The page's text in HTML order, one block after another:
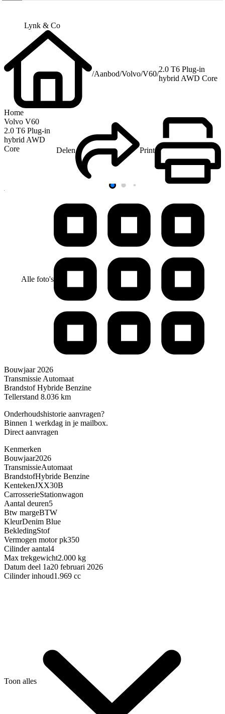
Lynk & Co
Home
/Aanbod/Volvo/V60/
2.0 T6 Plug-in
hybrid AWD Core
Volvo V60
2.0 T6 Plug-in
hybrid AWD
Core
Delen Print
Alle foto's
Bouwjaar 2026
Transmissie Automaat
Brandstof Hybride Benzine
Tellerstand 8.036 km
Onderhoudshistorie aanvragen?
Binnen 1 werkdag in je mailbox.
Direct aanvragen
Kenmerken
Bouwjaar2026
TransmissieAutomaat
BrandstofHybride Benzine
KentekenJXX30B
CarrosserieStationwagon
Aantal deuren5
Btw margeBTW
KleurDenim Blue
BekledingStof
Vermogen motor pk350
Cilinder aantal4
Max trekgewicht2.000 kg
Datum deel 1a20 februari 2026
Cilinder inhoud1.969 cc
Toon alles